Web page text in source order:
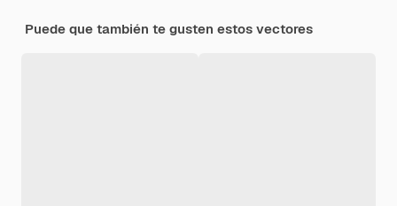
Puede que también te gusten estos vectores